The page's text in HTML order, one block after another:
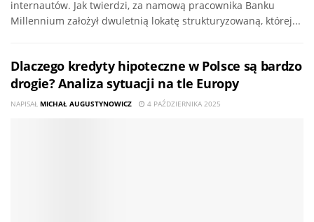
internautów. Jak twierdzi, za namową pracownika Banku
Millennium założył dwuletnią lokatę strukturyzowaną, której...
Dlaczego kredyty hipoteczne w Polsce są bardzo
drogie? Analiza sytuacji na tle Europy
NAPISAŁ MICHAŁ AUGUSTYNOWICZ 4 PAŹDZIERNIKA 2025